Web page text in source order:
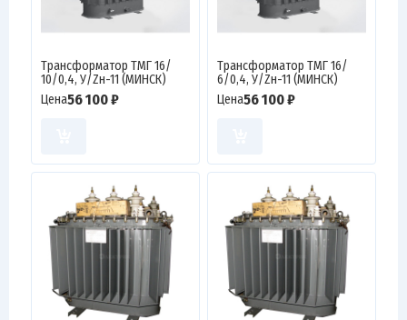
Трансформатор ТМГ 16/
10/0,4, У/Zн-11 (МИНСК)
Цена56 100 ₽
Трансформатор ТМГ 16/
6/0,4, У/Zн-11 (МИНСК)
Цена56 100 ₽